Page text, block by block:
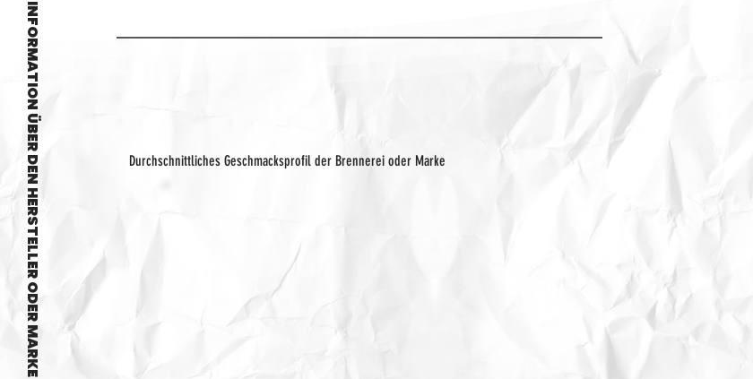
Durchschnittliches Geschmacksprofil der Brennerei oder Marke
INFORMATION ÜBER DEN HERSTELLER ODER MARKE